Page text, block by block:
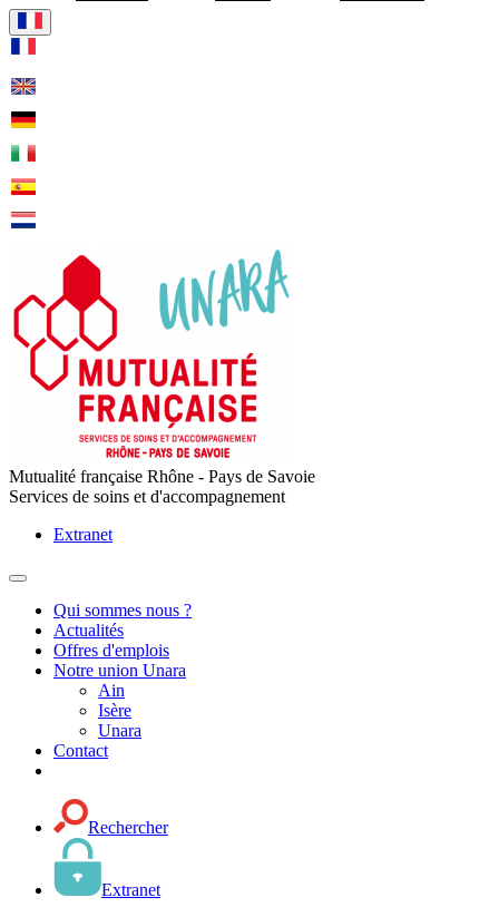
Mutualité française Rhône - Pays de Savoie
Services de soins et d'accompagnement
Extranet
MENU
PRINCIPALQui sommes nous ?
Actualités
Offres d'emplois
Notre union Unara
Ain
Isère
Unara
Contact
Rechercher
Extranet